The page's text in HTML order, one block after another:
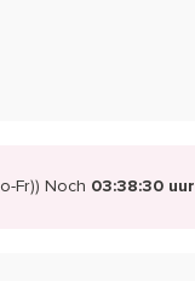
Fr)) Noch 03:38:29 uur